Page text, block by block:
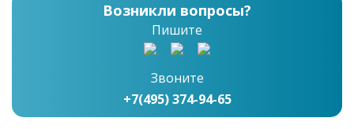
Возникли вопросы?
Пишите
Звоните
+7(495) 374-94-65